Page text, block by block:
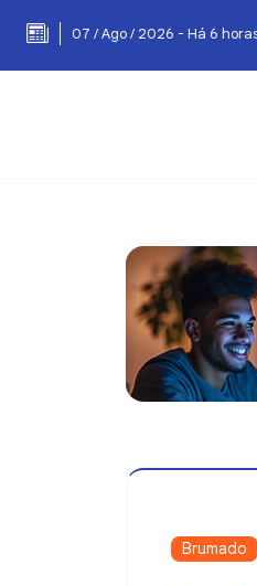
07 / Ago / 2026 - Há 6
Brumado